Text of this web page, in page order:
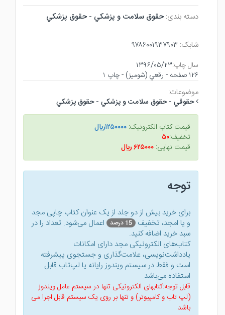
دسته بندی: حقوق سلامت و پزشكي - حقوق پزشكي
شابک: ۹۷۸۶۰۰۱۹۳۷۹۰۳
سال چاپ:۱۳۹۶/۰۵/۲۳
۱۲۶ صفحه - رقعي (شوميز) - چاپ ۱
موضوعات:
حقوقي - حقوق سلامت و پزشكي - حقوق پزشكي
قیمت کتاب الکترونیک: ۱۲۵۰۰۰۰ريال
تخفیف:۵۰
قیمت نهایی: ۶۲۵۰۰۰ ريال
توجه
برای خرید بیش از دو جلد از یک عنوان کتاب‌ چاپی مجد
و یا امجد، تخفیف 15 درصد
اعمال می‌شود. تعداد را در
سبد خرید اضافه کنید.
کتاب‌های الکترونیکی مجد دارای امکانات
یادداشت‌نویسی، علامت‌گذاری و جستجوی پیشرفته
است و فقط در سیستم ویندوز رایانه یا لپ‌تاب قابل
استفاده می‌باشد.
قابل توجه:کتابهای الکترونیکی تنها در سیستم عامل ویندوز
(لپ تاب و کامپیوتر) و تنها بر روی یک سیستم قابل اجرا می
باشد